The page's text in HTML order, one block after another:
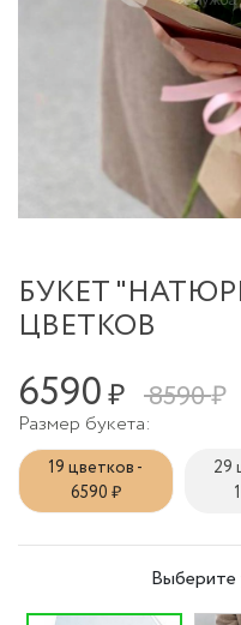
БУКЕТ
ЦВЕТКОВ
6590₽ 8590 ₽
Размер букета:
19 цветков -
6590 ₽
29
Выберите